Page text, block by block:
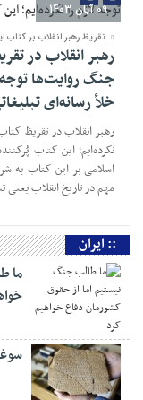
09 آبان 1403
تقریظ رهبر انقلاب بر کتاب
رهبر انقلاب در
جنگ روایت‌ها توجه
خلأ رسانه‌ای
رهبر انقلاب در تقریظ
نکرده‌ایم؛ این کتاب
اسلامی بر این کتاب به
مهم در تاریخ انقلاب یعنی
ما طالب جنگ
کرد
مسعود پزشکیان رئیس‌جمهور
داده‌اند که هیچ‌گاه در
جنایت‌های رژیم
بیدار […]
:: ایران
ما